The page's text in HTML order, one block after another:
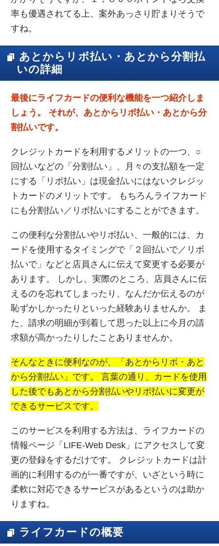
率も優遇されてる上、案外あっさり貯まりそうで
すね。
あとからリボ払い・あとから分割払
いの詳細
最後にライフカードの便利な機能を一つ紹介しま
しょう。 それが、あとからリボ払い・あとから分
割払いです。
クレジットカードを利用するメリットの一つ、○
回払いなどの「分割払い」、月々の支払額を一定
にする「リボ払い」は現金払いにはないクレジッ
トカードのメリットです。 もちろんライフカード
にも分割払い／リボ払いにすることができます。
この便利な分割払いやリボ払い、一般的には、カ
ードを使用するタイミングで「２回払いで／リボ
払いで」などと店員さんに伝えて変更する必要が
あります。 しかし、実際のところ、店員さんに伝
えるのを忘れてしまったり、なんだか伝えるのが
恥ずかしかったりといった経験ありませんか。 ま
た、請求の明細が到着して思った以上に今月の請
求額が高かったりしたことありませんか。
そんなときに便利なのが、「あとからリボ・あと
から分割払い」です。 言葉の通り、カードを使用
した後でもあとから分割払いやリボ払いに変更が
できるサービスです。
このサービスを利用する方法は、ライフカードの
情報ページ「LIFE-Web Desk」にアクセスして変
更の登録をするだけです。 クレジットカードは計
画的に利用するのが一番ですが、いざという時に
柔軟に対応できるサービスがあるというのは助か
りますね。
ライフカードの概要